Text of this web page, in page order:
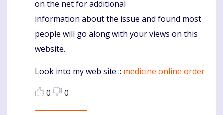
on the net for additional
information about the issue and found most
people will go along with your views on this
website.
Look into my web site :: medicine online order
0
0